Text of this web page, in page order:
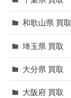
和歌山県 買取
埼玉県 買取
大分県 買取
大阪府 買取